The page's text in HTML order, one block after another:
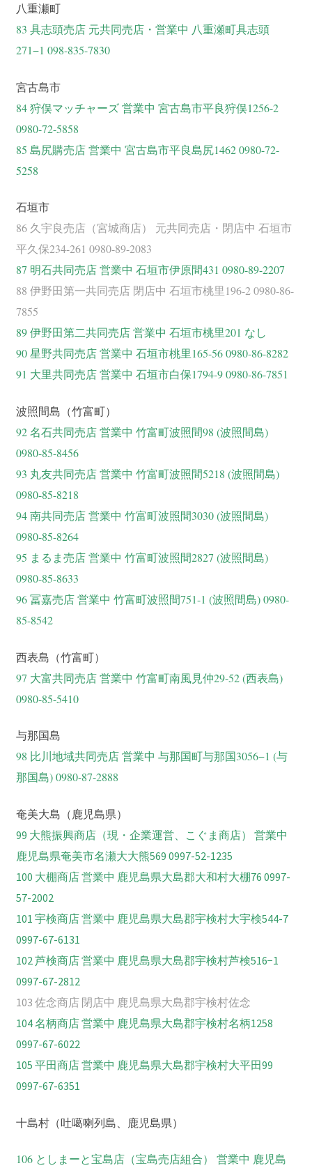
八重瀬町
83 具志頭売店 元共同売店・営業中 八重瀬町具志頭
271−1 098-835-7830
宮古島市
84 狩俣マッチャーズ 営業中 宮古島市平良狩俣1256-2
0980-72-5858
85 島尻購売店 営業中 宮古島市平良島尻1462 0980-72-
5258
石垣市
86 久宇良売店（宮城商店） 元共同売店・閉店中 石垣市
平久保234-261 0980-89-2083
87 明石共同売店 営業中 石垣市伊原間431 0980-89-2207
88 伊野田第一共同売店 閉店中 石垣市桃里196-2 0980-86-
7855
89 伊野田第二共同売店 営業中 石垣市桃里201 なし
90 星野共同売店 営業中 石垣市桃里165-56 0980-86-8282
91 大里共同売店 営業中 石垣市白保1794-9 0980-86-7851
波照間島（竹富町）
92 名石共同売店 営業中 竹富町波照間98 (波照間島)
0980-85-8456
93 丸友共同売店 営業中 竹富町波照間5218 (波照間島)
0980-85-8218
94 南共同売店 営業中 竹富町波照間3030 (波照間島)
0980-85-8264
95 まるま売店 営業中 竹富町波照間2827 (波照間島)
0980-85-8633
96 冨嘉売店 営業中 竹富町波照間751-1 (波照間島) 0980-
85-8542
西表島（竹富町）
97 大富共同売店 営業中 竹富町南風見仲29-52 (西表島)
0980-85-5410
与那国島
98 比川地域共同売店 営業中 与那国町与那国3056−1‎ (与
那国島) 0980-87-2888
奄美大島（鹿児島県）
99 大熊振興商店（現・企業運営、こぐま商店） 営業中
鹿児島県奄美市名瀬大大熊569 0997-52-1235
100 大棚商店 営業中 鹿児島県大島郡大和村大棚76 0997-
57-2002
101 宇検商店 営業中 鹿児島県大島郡宇検村大宇検544-7
0997-67-6131
102 芦検商店 営業中 鹿児島県大島郡宇検村芦検516−1
0997-67-2812
103 佐念商店 閉店中 鹿児島県大島郡宇検村佐念
104 名柄商店 営業中 鹿児島県大島郡宇検村名柄1258
0997-67-6022
105 平田商店 営業中 鹿児島県大島郡宇検村大平田99
0997-67-6351
十島村（吐噶喇列島、鹿児島県）
106 としまーと宝島店（宝島売店組合） 営業中 鹿児島